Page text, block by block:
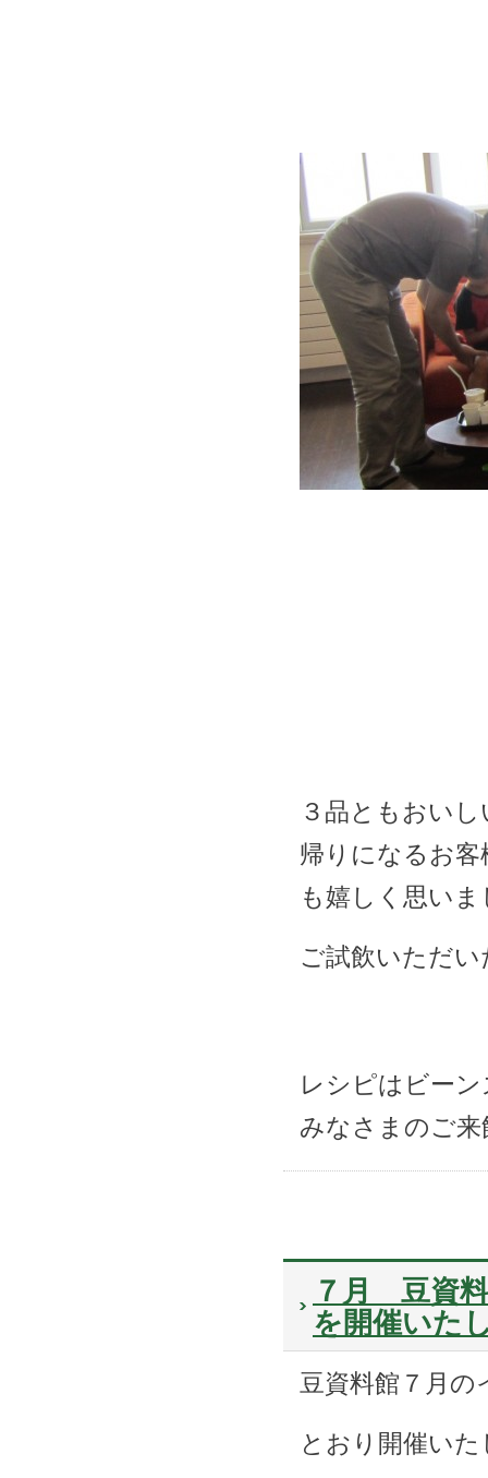
３品ともおい
帰りになるお
も嬉しく思い
ご試飲いただ
レシピはビー
みなさまのご
７月 豆資
を開催いた
豆資料館７月の
とおり開催い